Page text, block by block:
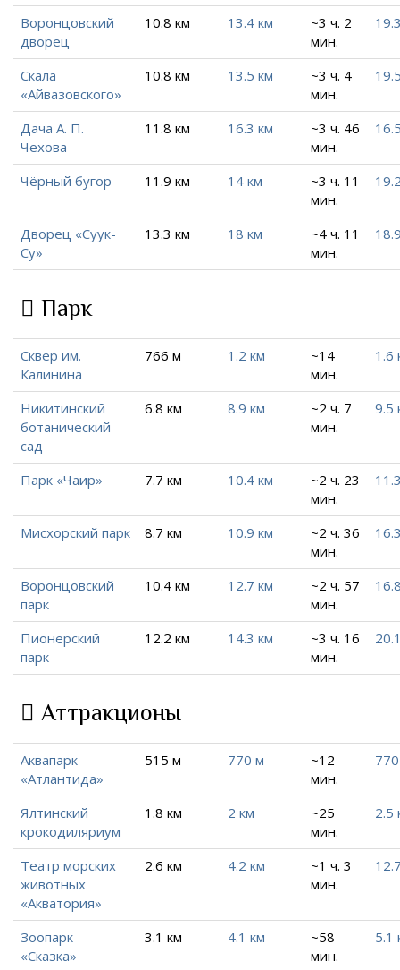
Воронцовский
дворец
10.8 км 13.4 км
~3 ч. 2
мин.
Скала
«Айвазовского»
10.8 км 13.5 км
~3 ч. 4
мин.
Дача А. П.
Чехова
11.8 км 16.3 км
~3 ч. 46
мин.
Чёрный бугор 11.9 км 14 км
~3 ч. 11
мин.
Дворец «Суук-
Су»
13.3 км 18 км
~4 ч. 11
мин.
Парк
Сквер им.
Калинина
766 м 1.2 км
~14
мин.
1.6
Никитинский
ботанический
сад
6.8 км 8.9 км
~2 ч. 7
мин.
9.5
Парк «Чаир» 7.7 км 10.4 км
~2 ч. 23
мин.
Мисхорский парк 8.7 км 10.9 км
~2 ч. 36
мин.
Воронцовский
парк
10.4 км 12.7 км
~2 ч. 57
мин.
Пионерский
парк
12.2 км 14.3 км
~3 ч. 16
мин.
Аттракционы
Аквапарк
«Атлантида»
515 м 770 м
~12
мин.
Ялтинский
крокодиляриум
1.8 км 2 км
~25
мин.
2.5
Театр морских
животных
«Акватория»
2.6 км 4.2 км
~1 ч. 3
мин.
Зоопарк
«Сказка»
3.1 км 4.1 км
~58
мин.
5.1